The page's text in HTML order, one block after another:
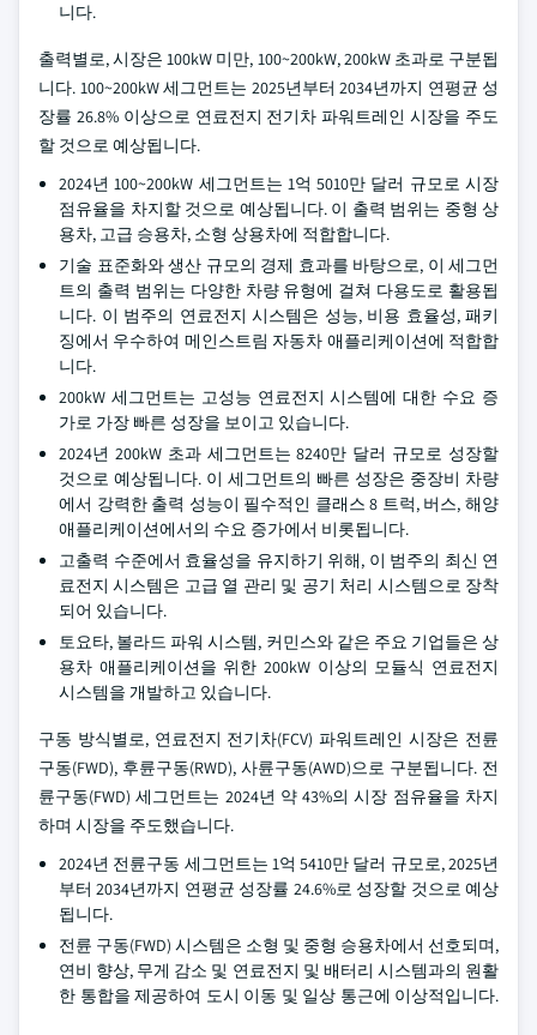
니다.
출력별로, 시장은 100kW 미만, 100~200kW, 200kW 초과로 구분됩
니다. 100~200kW 세그먼트는 2025년부터 2034년까지 연평균 성
장률 26.8% 이상으로 연료전지 전기차 파워트레인 시장을 주도
할 것으로 예상됩니다.
2024년 100~200kW 세그먼트는 1억 5010만 달러 규모로 시장
점유율을 차지할 것으로 예상됩니다. 이 출력 범위는 중형 상
용차, 고급 승용차, 소형 상용차에 적합합니다.
기술 표준화와 생산 규모의 경제 효과를 바탕으로, 이 세그먼
트의 출력 범위는 다양한 차량 유형에 걸쳐 다용도로 활용됩
니다. 이 범주의 연료전지 시스템은 성능, 비용 효율성, 패키
징에서 우수하여 메인스트림 자동차 애플리케이션에 적합합
니다.
200kW 세그먼트는 고성능 연료전지 시스템에 대한 수요 증
가로 가장 빠른 성장을 보이고 있습니다.
2024년 200kW 초과 세그먼트는 8240만 달러 규모로 성장할
것으로 예상됩니다. 이 세그먼트의 빠른 성장은 중장비 차량
에서 강력한 출력 성능이 필수적인 클래스 8 트럭, 버스, 해양
애플리케이션에서의 수요 증가에서 비롯됩니다.
고출력 수준에서 효율성을 유지하기 위해, 이 범주의 최신 연
료전지 시스템은 고급 열 관리 및 공기 처리 시스템으로 장착
되어 있습니다.
토요타, 볼라드 파워 시스템, 커민스와 같은 주요 기업들은 상
용차 애플리케이션을 위한 200kW 이상의 모듈식 연료전지
시스템을 개발하고 있습니다.
구동 방식별로, 연료전지 전기차(FCV) 파워트레인 시장은 전륜
구동(FWD), 후륜구동(RWD), 사륜구동(AWD)으로 구분됩니다. 전
륜구동(FWD) 세그먼트는 2024년 약 43%의 시장 점유율을 차지
하며 시장을 주도했습니다.
2024년 전륜구동 세그먼트는 1억 5410만 달러 규모로, 2025년
부터 2034년까지 연평균 성장률 24.6%로 성장할 것으로 예상
됩니다.
전륜 구동(FWD) 시스템은 소형 및 중형 승용차에서 선호되며,
연비 향상, 무게 감소 및 연료전지 및 배터리 시스템과의 원활
한 통합을 제공하여 도시 이동 및 일상 통근에 이상적입니다.